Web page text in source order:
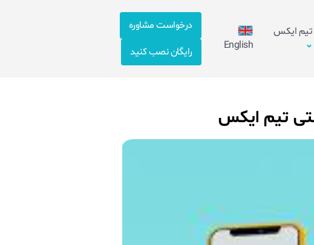
تیم ایکس
English
درخواست مشاوره
رایگان نصب کنید
تیم ایکس